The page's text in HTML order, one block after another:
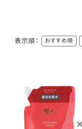
表示順： おすすめ順